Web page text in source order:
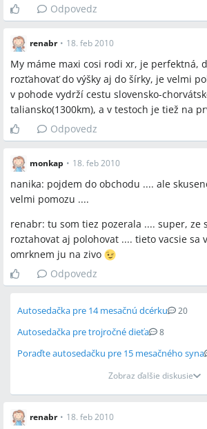
Odpovedz
renabr • 18. feb 2010
My máme maxi cosi rodi xr, je perfektná,
rozťahovať do výšky aj do šírky, je velmi
v pohode vydrží cestu slovensko-
taliansko(1300km), a v testoch je tiež na
Odpovedz
monkap • 18. feb 2010
nanika: pojdem do obchodu .... ale
velmi pomozu ....
renabr: tu som tiez pozerala .... super, ze
roztahovat aj polohovat .... tieto vacsie sa
omrknem ju na zivo
Odpovedz
Autosedačka pre 14 mesačnú dcérku 20
Autosedačka pre trojročné dieťa 8
Poraďte autosedačku pre 15 mesačného syna
Zobraz ďalšie diskusie
renabr • 18. feb 2010